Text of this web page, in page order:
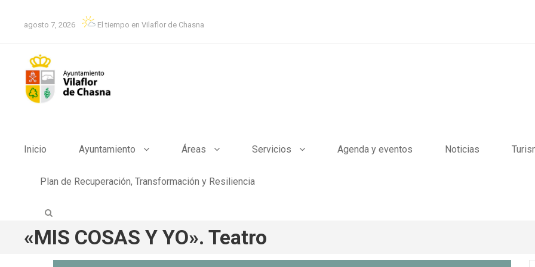
agosto 7, 2026 El tiempo en Vilaflor de Chasna
Inicio Ayuntamiento Áreas Servicios Agenda y eventos Noticias
Plan de Recuperación, Transformación y Resiliencia
«MIS COSAS Y YO». Teatro